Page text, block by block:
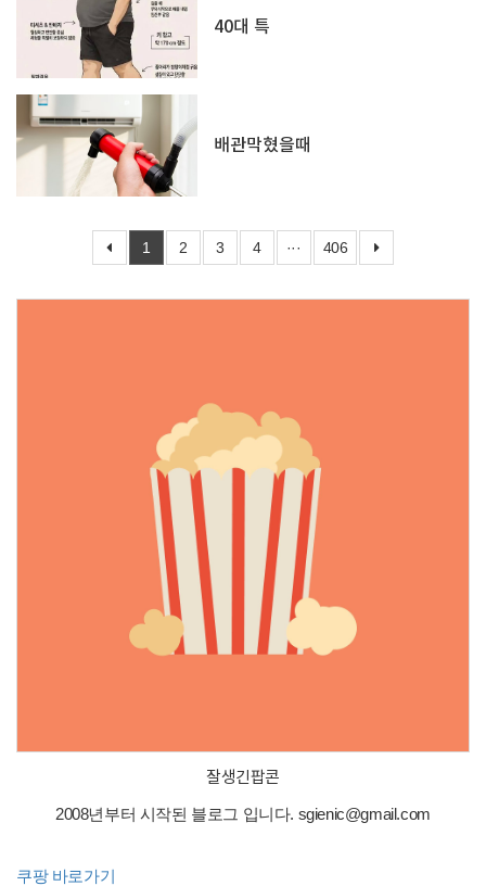
40대 특
배관막혔을때
1 2 3 4 ··· 406
잘생긴팝콘
2008년부터 시작된 블로그 입니다. sgienic@gmail.com
쿠팡 바로가기